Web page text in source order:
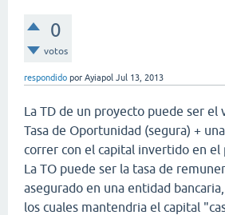
0
votos
respondido por Ayiapol Jul 13, 2013
La TD de un proyecto puede ser el
Tasa de Oportunidad (segura) +
correr con el capital invertido en el
La TO puede ser la tasa de
asegurado en una entidad
los cuales mantendria el capital